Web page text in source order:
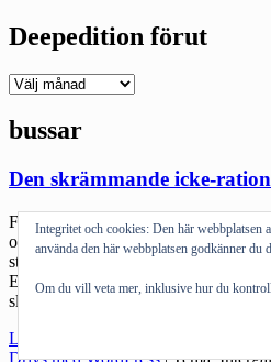
Deepedition förut
Deepedition
bussar
Den skrämmande icke-
Frågan är vilken rasism som är värst.
om än moralisk, idiotisk whatever
stannar med ett enda stort varför? När
Eckerölinjen och Viking Line-
slår mig. Självklart är det en
Läs mer
skrämmande
Drivs med WordPress |Tema:
Integritet och cookies: Den här webbplatsen
använda den här webbplatsen godkänner du
Om du vill veta mer, inklusive hur du